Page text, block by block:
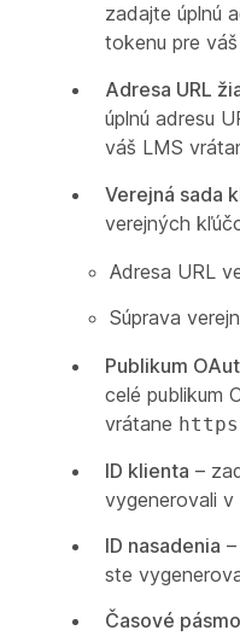
zadajte úplnú
tokenu pre
Adresa URL
úplnú adresu
váš LMS
Verejná sada
verejných
Adresa URL
Súprava
Publikum
celé publikum
vrátane
ID klienta –
vygenerovali v
ID nasadenia
ste
Časové